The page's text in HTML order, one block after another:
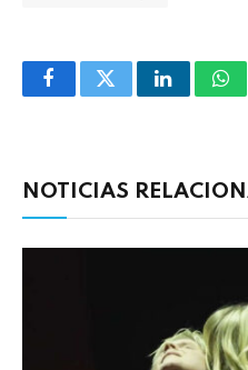
FacebookTwitterLinkedIn
NOTICIAS